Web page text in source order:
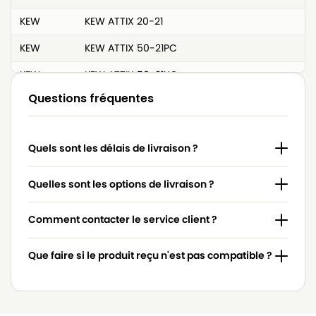
KEW
KEW ATTIX 20-21
KEW
KEW ATTIX 50-21PC
KEW
KEW ATTIX 50-21XC
KEW
KEW ATTIX 550
KEW
KEW ATTIX 550-11
KEW
KEW ATTIX 550-21
KEW
KEW ATTIX 560-21
KEW
KEW ATTIX 590
KEW
KEW ATTIX 590-21
Questions fréquentes
Quels sont les délais de livraison ?
Quelles sont les options de livraison ?
Comment contacter le service client ?
Que faire si le produit reçu n'est pas compatible ?